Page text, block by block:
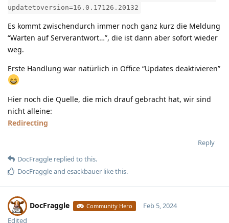
updatetoversion=16.0.17126.20132
Es kommt zwischendurch immer noch ganz kurz die Meldung
“Warten auf Serverantwort…”, die ist dann aber sofort wieder
weg.
Erste Handlung war natürlich in Office “Updates deaktivieren”
Hier noch die Quelle, die mich drauf gebracht hat, wir sind
nicht alleine:
Redirecting
Reply
DocFraggle replied to this.
DocFraggleand esackbauer like this.
DocFraggle Community Hero
Feb 5, 2024
Edited